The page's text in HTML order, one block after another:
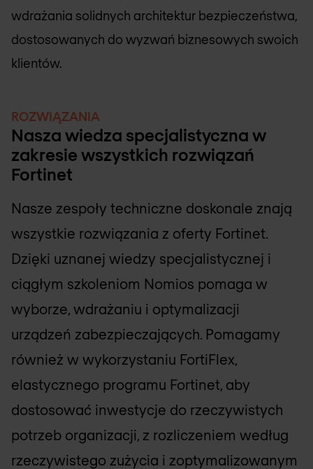
wdrażania solidnych architektur bezpieczeństwa,
dostosowanych do wyzwań biznesowych swoich
klientów.
ROZWIĄZANIA
Nasza wiedza specjalistyczna w
zakresie wszystkich rozwiązań
Fortinet
Nasze zespoły techniczne doskonale znają
wszystkie rozwiązania z oferty Fortinet.
Dzięki uznanej wiedzy specjalistycznej i
ciągłym szkoleniom Nomios pomaga w
wyborze, wdrażaniu i optymalizacji
urządzeń zabezpieczających. Pomagamy
również w wykorzystaniu FortiFlex,
elastycznego programu Fortinet, aby
dostosować inwestycje do rzeczywistych
potrzeb organizacji, z rozliczeniem według
rzeczywistego zużycia i zoptymalizowanym